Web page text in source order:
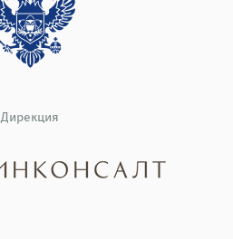
Дирекция